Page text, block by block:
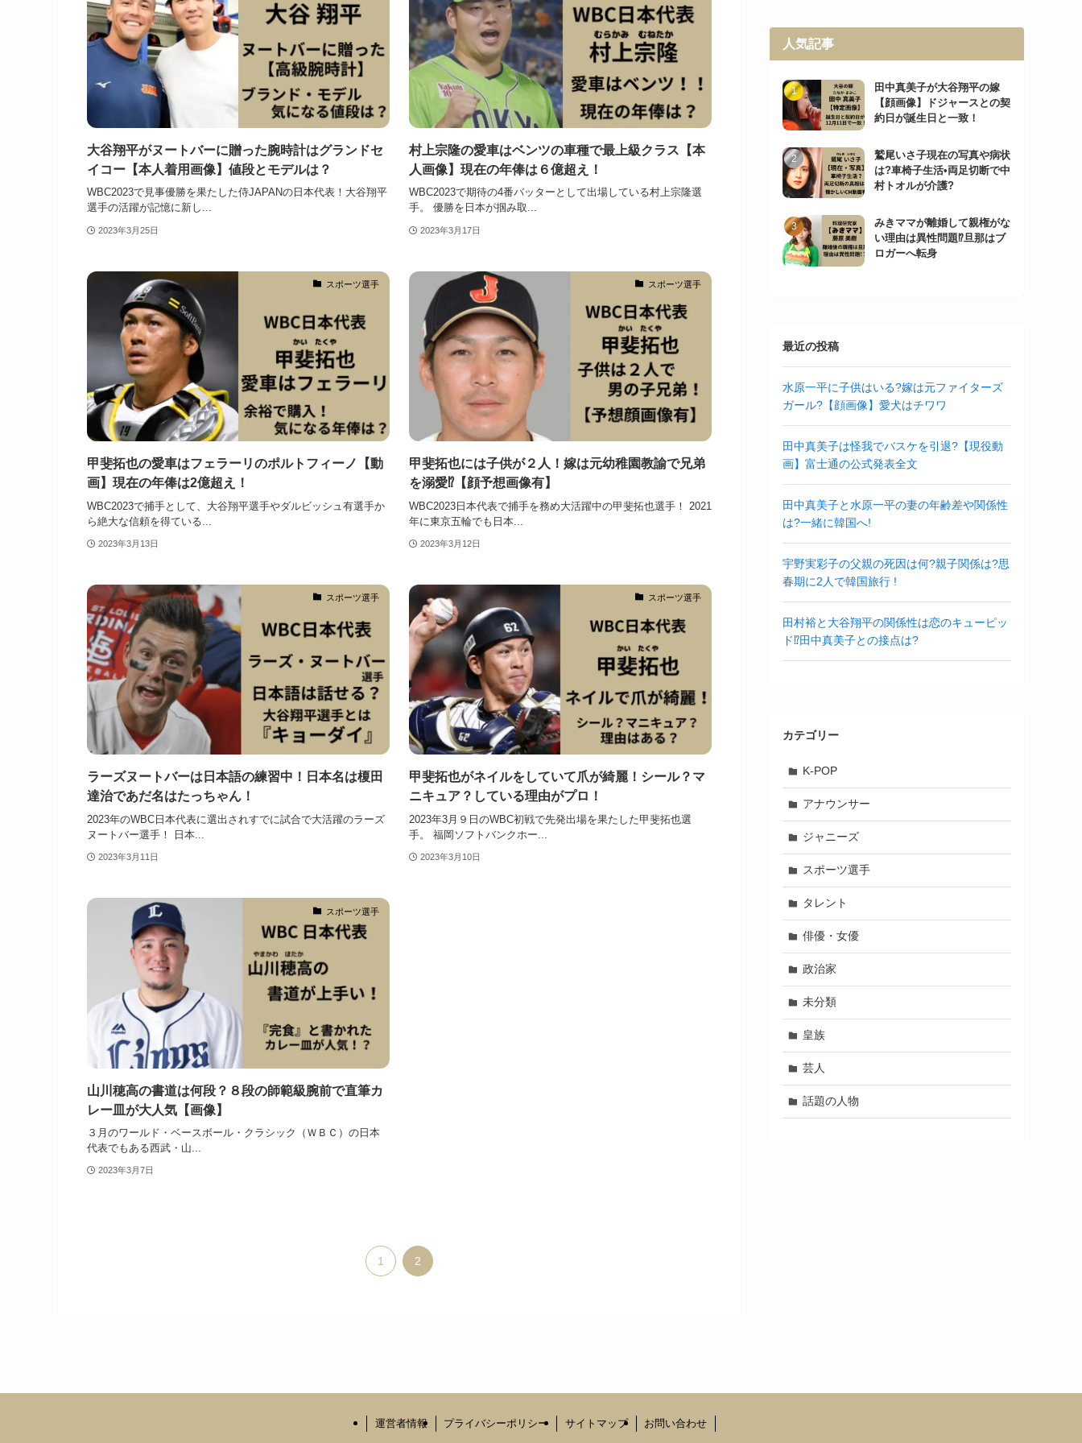
大谷翔平がヌートバーに贈った腕時計はグランドセ
イコー【本人着用画像】値段とモデルは？
WBC2023で見事優勝を果たした侍JAPANの日本代表！大谷翔平
選手の活躍が記憶に新し...
2023年3月25日
村上宗隆の愛車はベンツの車種で最上級クラス【本
人画像】現在の年俸は６億超え！
WBC2023で期待の4番バッターとして出場している村上宗隆選
手。 優勝を日本が掴み取...
2023年3月17日
スポーツ選手
甲斐拓也の愛車はフェラーリのポルトフィーノ【動
画】現在の年俸は2億超え！
WBC2023で捕手として、大谷翔平選手やダルビッシュ有選手か
ら絶大な信頼を得ている...
2023年3月13日
スポーツ選手
甲斐拓也には子供が２人！嫁は元幼稚園教諭で兄弟
を溺愛⁉︎【顔予想画像有】
WBC2023日本代表で捕手を務め大活躍中の甲斐拓也選手！ 2021
年に東京五輪でも日本...
2023年3月12日
スポーツ選手
ラーズヌートバーは日本語の練習中！日本名は榎田
達治であだ名はたっちゃん！
2023年のWBC日本代表に選出されすでに試合で大活躍のラーズ
ヌートバー選手！ 日本...
2023年3月11日
スポーツ選手
甲斐拓也がネイルをしていて爪が綺麗！シール？マ
ニキュア？している理由がプロ！
2023年3月９日のWBC初戦で先発出場を果たした甲斐拓也選
手。 福岡ソフトバンクホー...
2023年3月10日
スポーツ選手
山川穂高の書道は何段？８段の師範級腕前で直筆カ
レー皿が大人気【画像】
３月のワールド・ベースボール・クラシック（ＷＢＣ）の日本
代表でもある西武・山...
2023年3月7日
1 2
人気記事
田中真美子が大谷翔平の嫁
【顔画像】ドジャースとの契
約日が誕生日と一致！
鷲尾いさ子現在の写真や病状
は?車椅子生活•両足切断で中
村トオルが介護?
みきママが離婚して親権がな
い理由は異性問題⁉︎旦那はブ
ロガーへ転身
最近の投稿
水原一平に子供はいる?嫁は元ファイターズ
ガール?【顔画像】愛犬はチワワ
田中真美子は怪我でバスケを引退?【現役動
画】富士通の公式発表全文
田中真美子と水原一平の妻の年齢差や関係性
は?一緒に韓国へ!
宇野実彩子の父親の死因は何?親子関係は?思
春期に2人で韓国旅行 !
田村裕と大谷翔平の関係性は恋のキューピッ
ド⁉︎田中真美子との接点は?
カテゴリー
K-POP
アナウンサー
ジャニーズ
スポーツ選手
タレント
俳優・女優
政治家
未分類
皇族
芸人
話題の人物
運営者情報 プライバシーポリシー サイトマップ お問い合わせ